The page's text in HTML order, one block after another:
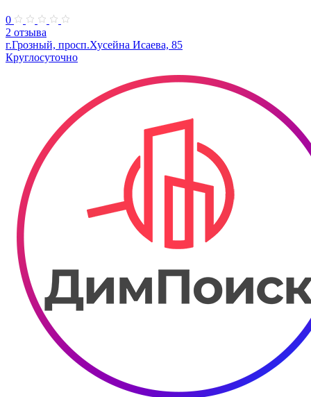
0
2 отзыва
г.Грозный, просп.Хусейна Исаева, 85
Круглосуточно